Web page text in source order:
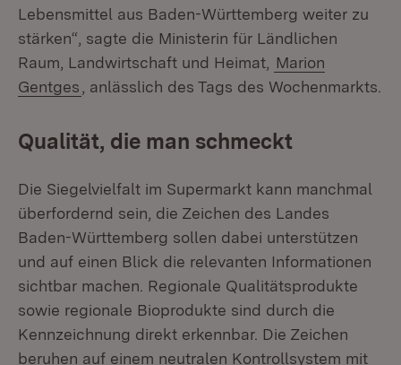
Lebensmittel aus Baden-Württemberg weiter zu
stärken“, sagte die Ministerin für Ländlichen
Raum, Landwirtschaft und Heimat, Marion
Gentges
, anlässlich des Tags des Wochenmarkts.
Qualität, die man schmeckt
Die Siegelvielfalt im Supermarkt kann manchmal
überfordernd sein, die Zeichen des Landes
Baden-Württemberg sollen dabei unterstützen
und auf einen Blick die relevanten Informationen
sichtbar machen. Regionale Qualitätsprodukte
sowie regionale Bioprodukte sind durch die
Kennzeichnung direkt erkennbar. Die Zeichen
beruhen auf einem neutralen Kontrollsystem mit